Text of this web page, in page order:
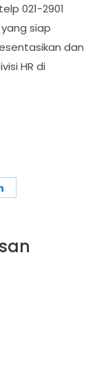
021-2901
siap
dan
HR di